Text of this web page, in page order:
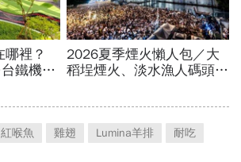
紅喉魚 雞翅 Lumina羊排 耐吃